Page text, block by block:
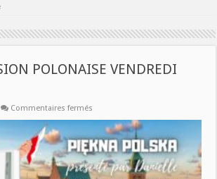
POLONAISE VENDREDI
Commentaires fermés
EMISSION
POLONAISE
VENDREDI
14H-
16H